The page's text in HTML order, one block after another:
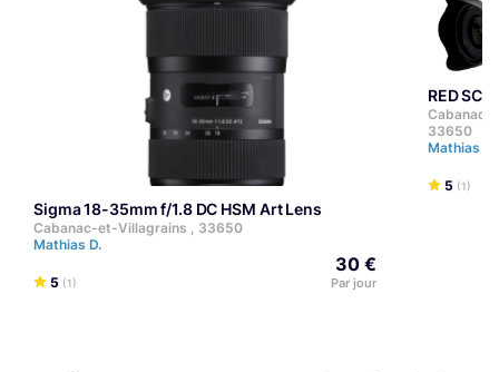
Sigma 18-35mm f/1.8 DC HSM Art Lens
Cabanac-et-Villagrains , 33650
Mathias D.
5 (1)
30 €
Par jour
RED
Cabanac-
33650
Mathias D.
5 (1)